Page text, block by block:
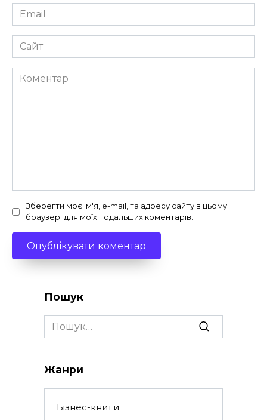
Email
*
Сайт
Коментар
Зберегти моє ім'я, e-mail, та адресу сайту в цьому
браузері для моїх подальших коментарів.
Пошук
Search
for:
Жанри
Бізнес-книги